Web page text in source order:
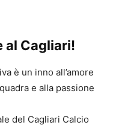
al Cagliari!
è un inno all’amore
e alla passione
del Cagliari Calcio